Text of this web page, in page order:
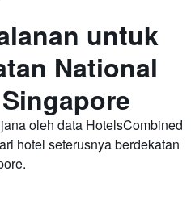
untuk
National
oleh data HotelsCombined
hotel seterusnya berdekatan